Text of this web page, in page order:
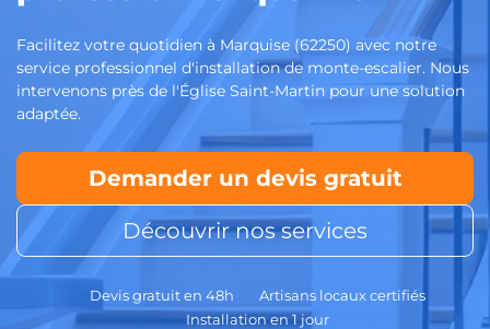
Facilitez votre quotidien à Marquise (62250) avec notre
service professionnel d'installation de monte-escalier. Nous
intervenons près de l'Église Saint-Martin pour une solution
adaptée.
Demander un devis gratuit
Découvrir nos services
Devis gratuit en 48h
Artisans locaux certifiés
Installation en 1 jour